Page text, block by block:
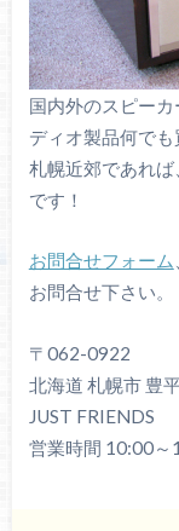
国内外のスピー
ディオ製品何でも
札幌近郊であれ
です！
お問合せフォーム
お問合せ下さい。
〒062-0922
北海道 札幌市 豊
JUST FRIENDS
営業時間 10:00～